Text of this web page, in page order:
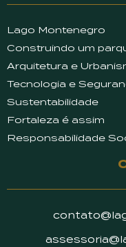
Lago Montenegro
Construindo um
Arquitetura e
Tecnologia e
Sustentabilidade
Fortaleza é assim
Responsabilidade